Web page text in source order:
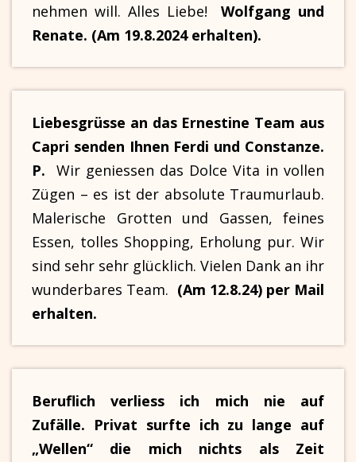
nehmen will. Alles Liebe!Wolfgang und
Renate. (Am 19.8.2024 erhalten).
Liebesgrüsse an das Ernestine Team aus
Capri senden Ihnen Ferdi und Constanze.
P. Wir geniessen das Dolce Vita in vollen
Zügen – es ist der absolute Traumurlaub.
Malerische Grotten und Gassen, feines
Essen, tolles Shopping, Erholung pur. Wir
sind sehr sehr glücklich. Vielen Dank an ihr
wunderbares Team. (Am 12.8.24) per Mail
erhalten.
Beruflich verliess ich mich nie auf
Zufälle. Privat surfte ich zu lange auf
„Wellen“ die mich nichts als Zeit